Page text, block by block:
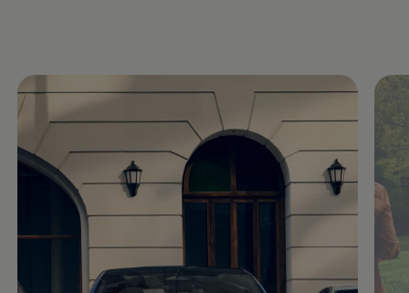
Volkswagen Teile
Zubehör
Modellspezifisches Zubehör
Schutz und Pflege
Entertainment und Elektronik
Individualisieren
Wallbox und Ladekabel
Digitale Extras
Dienste für Ihr Modell finden
Volkswagen Apps, Login und Shop
Updates für Software, Karten und Radio